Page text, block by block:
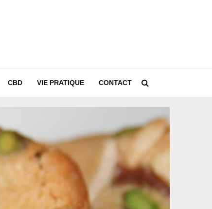
CBD VIE PRATIQUE CONTACT